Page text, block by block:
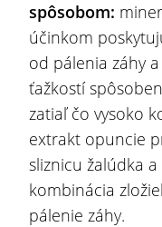
spôsobom:
účinkom
od pálenia záhy
ťažkostí
zatiaľ čo vysoko
extrakt opuncie
sliznicu žalúdka
kombinácia
pálenie záhy.